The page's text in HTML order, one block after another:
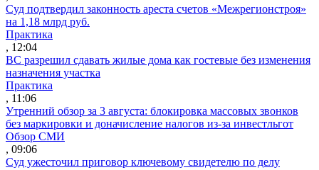
Суд подтвердил законность ареста счетов «Межрегионстроя»
на 1,18 млрд руб.
Практика
, 12:04
ВС разрешил сдавать жилые дома как гостевые без изменения
назначения участка
Практика
, 11:06
Утренний обзор за 3 августа: блокировка массовых звонков
без маркировки и доначисление налогов из-за инвестльгот
Обзор СМИ
, 09:06
Суд ужесточил приговор ключевому свидетелю по делу